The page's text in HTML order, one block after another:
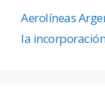
Aerolíneas
la